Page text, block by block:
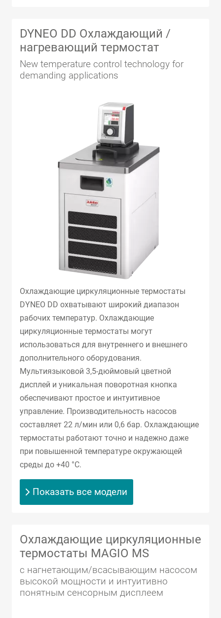
DYNEO DD Охлаждающий /
нагревающий термостат
New temperature control technology for
demanding applications
Охлаждающие циркуляционные термостаты
DYNEO DD охватывают широкий диапазон
рабочих температур. Охлаждающие
циркуляционные термостаты могут
использоваться для внутреннего и внешнего
дополнительного оборудования.
Мультиязыковой 3,5-дюймовый цветной
дисплей и уникальная поворотная кнопка
обеспечивают простое и интуитивное
управление. Производительность насосов
составляет 22 л/мин или 0,6 бар. Охлаждающие
термостаты работают точно и надежно даже
при повышенной температуре окружающей
среды до +40 °C.
Показать все модели
Охлаждающие циркуляционные
термостаты MAGIO MS
с нагнетающим/всасывающим насосом
высокой мощности и интуитивно
понятным сенсорным дисплеем